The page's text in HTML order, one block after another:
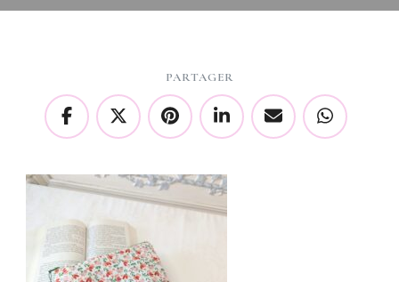
PARTAGER